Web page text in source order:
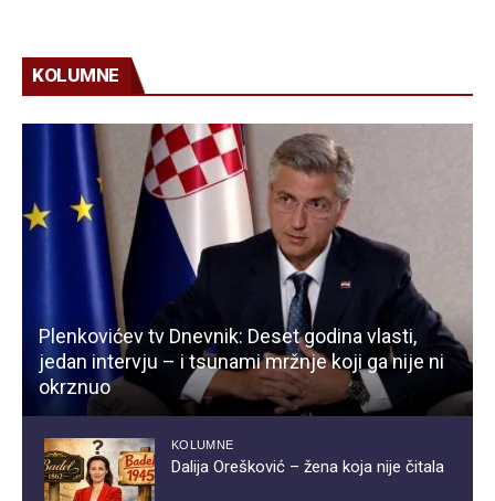
KOLUMNE
Plenkovićev tv Dnevnik: Deset godina vlasti,
jedan intervju – i tsunami mržnje koji ga nije ni
okrznuo
KOLUMNE
Dalija Orešković – žena koja nije čitala